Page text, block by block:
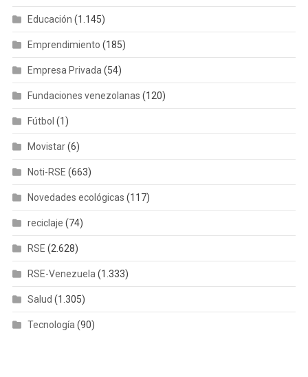
Educación (1.145)
Emprendimiento (185)
Empresa Privada (54)
Fundaciones venezolanas (120)
Fútbol (1)
Movistar(6)
Noti-RSE (663)
Novedades ecológicas (117)
reciclaje (74)
RSE (2.628)
RSE-Venezuela (1.333)
Salud (1.305)
Tecnología (90)